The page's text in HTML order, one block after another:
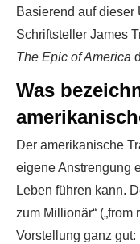
Basierend auf dieser
Schriftsteller James
The Epic of America
Was
Der amerikanische
eigene Anstrengung
Leben führen kann.
zum Millionär“
Vorstellung ganz